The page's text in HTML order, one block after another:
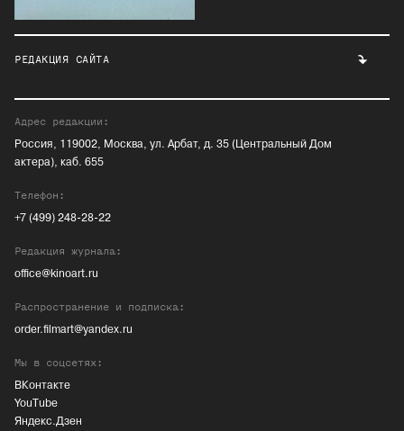
РЕДАКЦИЯ САЙТА
Адрес редакции:
Россия, 119002, Москва, ул. Арбат, д. 35 (Центральный Дом
актера), каб. 655
Телефон:
+7 (499) 248-28-22
Редакция журнала:
office@kinoart.ru
Распространение и подписка:
order.filmart@yandex.ru
Мы в соцсетях:
ВКонтакте
YouTube
Яндекс.Дзен